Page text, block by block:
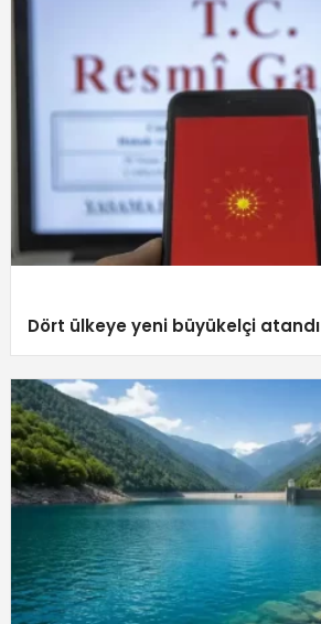
Dört ülkeye yeni büyükelçi atandı